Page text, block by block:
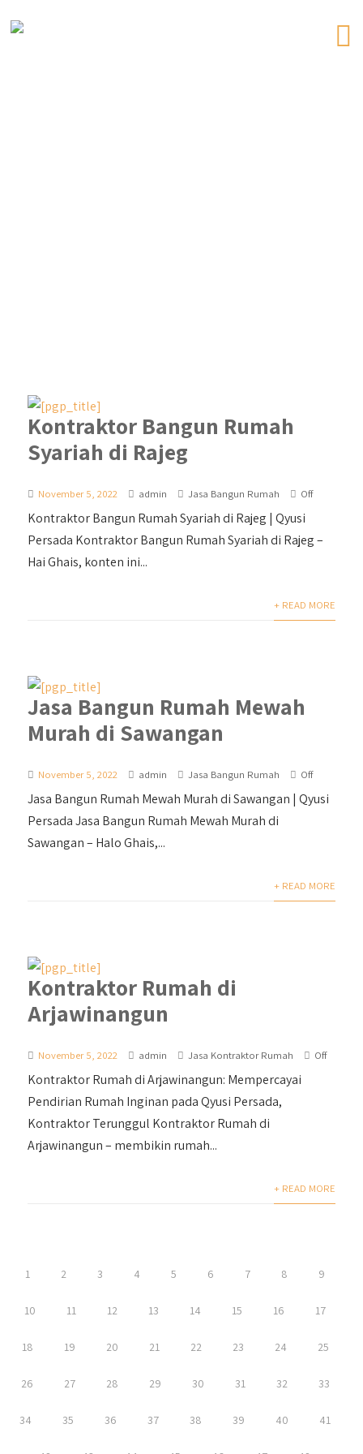
Kontraktor Bangun Rumah
Syariah di Rajeg
November 5, 2022 admin Jasa Bangun Rumah Off
Kontraktor Bangun Rumah Syariah di Rajeg | Qyusi
Persada Kontraktor Bangun Rumah Syariah di Rajeg –
Hai Ghais, konten ini...
+ READ MORE
Jasa Bangun Rumah Mewah
Murah di Sawangan
November 5, 2022 admin Jasa Bangun Rumah Off
Jasa Bangun Rumah Mewah Murah di Sawangan | Qyusi
Persada Jasa Bangun Rumah Mewah Murah di
Sawangan – Halo Ghais,...
+ READ MORE
Kontraktor Rumah di
Arjawinangun
November 5, 2022 admin Jasa Kontraktor Rumah Off
Kontraktor Rumah di Arjawinangun: Mempercayai
Pendirian Rumah Inginan pada Qyusi Persada,
Kontraktor Terunggul Kontraktor Rumah di
Arjawinangun – membikin rumah...
+ READ MORE
1 2 3 4 5 6 7 8 9
10 11 12 13 14 15 16 17
18 19 20 21 22 23 24 25
26 27 28 29 30 31 32 33
34 35 36 37 38 39 40 41